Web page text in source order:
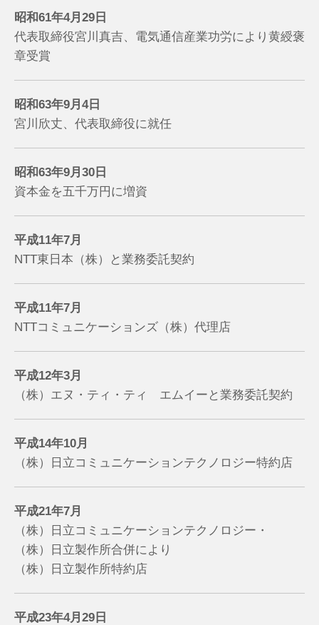
昭和61年4月29日
代表取締役宮川真吉、 電気通信産業功労により黄綬褒
章受賞
昭和63年9月4日
宮川欣丈、代表取締役に就任
昭和63年9月30日
資本金を五千万円に増資
平成11年7月
NTT東日本（株）と業務委託契約
平成11年7月
NTTコミュニケーションズ（株）代理店
平成12年3月
（株）エヌ・ティ・ティ エムイーと業務委託契約
平成14年10月
（株）日立コミュニケーションテクノロジー特約店
平成21年7月
（株）日立コミュニケーションテクノロジー・
（株）日立製作所合併により
（株）日立製作所特約店
平成23年4月29日